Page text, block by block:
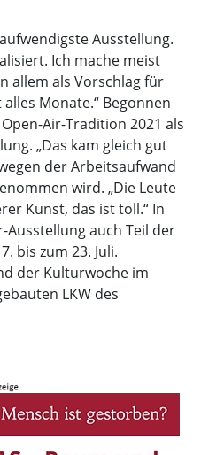
Ausstellung.
Ich mache meist
allem als Vorschlag für
Monate.“ Begonnen
Air-Tradition 2021 als
„Das kam gleich gut
der Arbeitsaufwand
wird. „Die Leute
Kunst, das ist toll.“ In
Ausstellung auch Teil der
bis zum 23. Juli.
der Kulturwoche im
LKW des